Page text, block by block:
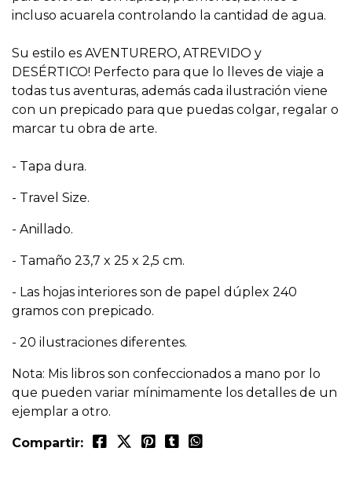
incluso acuarela controlando la cantidad de agua.
Su estilo es AVENTURERO, ATREVIDO y
DESÉRTICO! Perfecto para que lo lleves de viaje a
todas tus aventuras, además cada ilustración viene
con un prepicado para que puedas colgar, regalar o
marcar tu obra de arte.
- Tapa dura.
- Travel Size.
- Anillado.
- Tamaño 23,7 x 25 x 2,5 cm.
- Las hojas interiores son de papel dúplex 240
gramos con prepicado.
- 20 ilustraciones diferentes.
Nota: Mis libros son confeccionados a mano por lo
que pueden variar mínimamente los detalles de un
ejemplar a otro.
Compartir: